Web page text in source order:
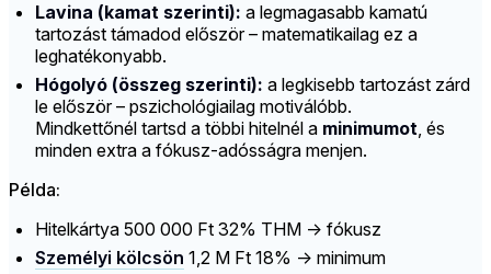
Lavina (kamat szerinti): a legmagasabb kamatú
tartozást támadod először – matematikailag ez a
leghatékonyabb.
Hógolyó (összeg szerinti): a legkisebb tartozást zárd
le először – pszichológiailag motiválóbb.
Mindkettőnél tartsd a többi hitelnél a minimumot, és
minden extra a fókusz-adósságra menjen.
Példa:
Hitelkártya 500 000 Ft 32% THM → fókusz
Személyi kölcsön 1,2 M Ft 18% → minimum